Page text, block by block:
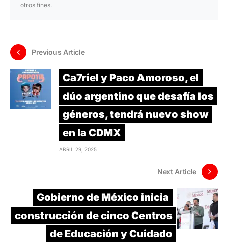
otros fines.
Previous Article
Ca7riel y Paco Amoroso, el
dúo argentino que desafía los
géneros, tendrá nuevo show
en la CDMX
ABRIL 29, 2025
Next Article
Gobierno de México inicia
construcción de cinco Centros
de Educación y Cuidado